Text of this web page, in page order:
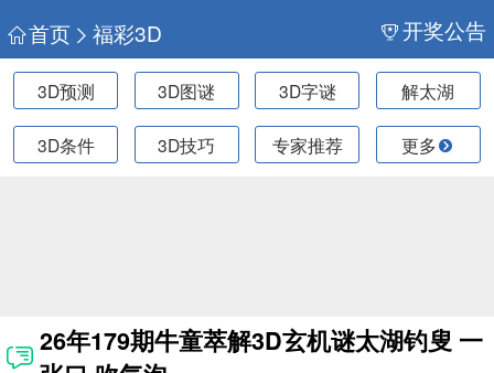
首页 福彩3D 开奖公告
3D预测 3D图谜 3D字谜 解太湖
3D条件 3D技巧 专家推荐 更多
26年179期牛童萃解3D玄机谜太湖钓叟 一